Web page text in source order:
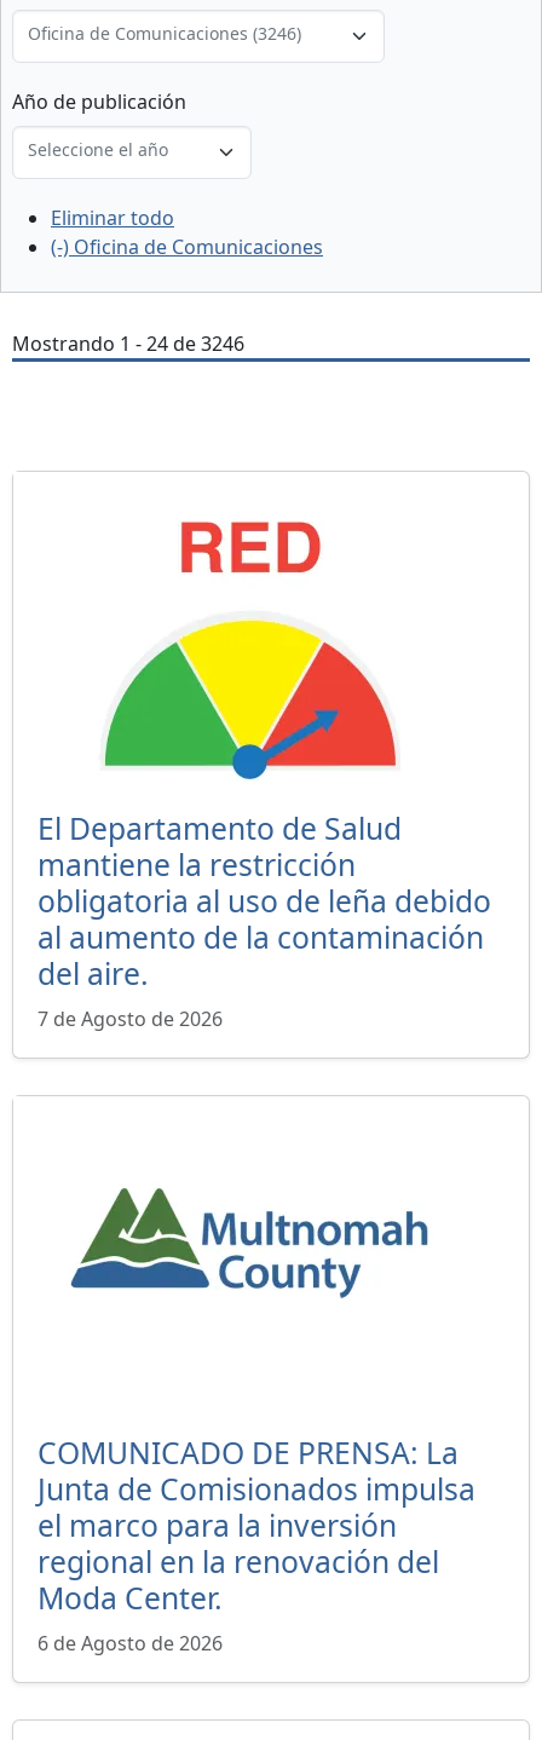
Oficina de Comunicaciones (3246)
Año de publicación
Seleccione el año
Eliminar todo
(-) Oficina de Comunicaciones
Mostrando 1 - 24 de 3246
El Departamento de Salud
mantiene la restricción
obligatoria al uso de leña debido
al aumento de la contaminación
del aire.
7 de Agosto de 2026
COMUNICADO DE PRENSA: La
Junta de Comisionados impulsa
el marco para la inversión
regional en la renovación del
Moda Center.
6 de Agosto de 2026